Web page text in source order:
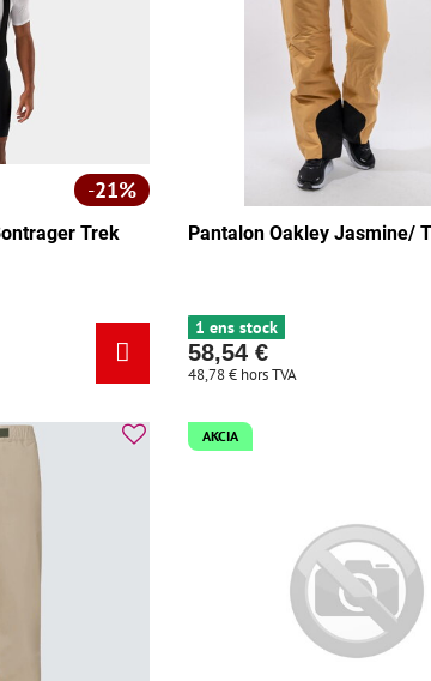
21%
Trek
Solstice noir - Taille:
Trek Solstice noir - Taille:
Pantalon Oakley Jasmine/
1 ens stock
58,54 €
48,78 € hors TVA
AKCIA